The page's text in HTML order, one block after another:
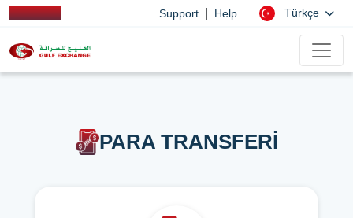
Support Help Türkçe
PARA TRANSFERİ